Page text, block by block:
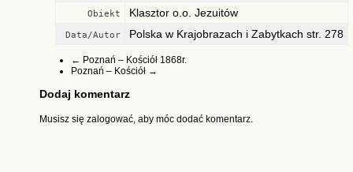
Obiekt Klasztor o.o. Jezuitów
Data/Autor Polska w Krajobrazach i Zabytkach str. 278
← Poznań – Kościół 1868r.
Poznań – Kościół →
Dodaj komentarz
Musisz się zalogować, aby móc dodać komentarz.